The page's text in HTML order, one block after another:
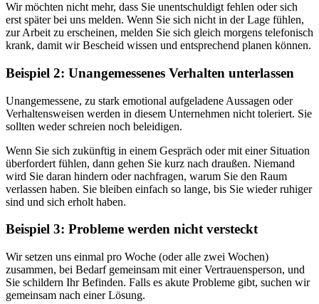
Wir möchten nicht mehr, dass Sie unentschuldigt fehlen oder sich
erst später bei uns melden. Wenn Sie sich nicht in der Lage fühlen,
zur Arbeit zu erscheinen, melden Sie sich gleich morgens telefonisch
krank, damit wir Bescheid wissen und entsprechend planen können.
Beispiel 2: Unangemessenes Verhalten unterlassen
Unangemessene, zu stark emotional aufgeladene Aussagen oder
Verhaltensweisen werden in diesem Unternehmen nicht toleriert. Sie
sollten weder schreien noch beleidigen.
Wenn Sie sich zukünftig in einem Gespräch oder mit einer Situation
überfordert fühlen, dann gehen Sie kurz nach draußen. Niemand
wird Sie daran hindern oder nachfragen, warum Sie den Raum
verlassen haben. Sie bleiben einfach so lange, bis Sie wieder ruhiger
sind und sich erholt haben.
Beispiel 3: Probleme werden nicht versteckt
Wir setzen uns einmal pro Woche (oder alle zwei Wochen)
zusammen, bei Bedarf gemeinsam mit einer Vertrauensperson, und
Sie schildern Ihr Befinden. Falls es akute Probleme gibt, suchen wir
gemeinsam nach einer Lösung.